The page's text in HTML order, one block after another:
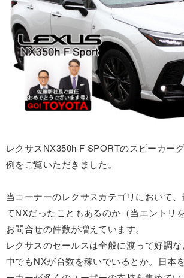
レクサスNX350h F SPORTのスピーカー
例をご覧いただきました。
当コーナーのレクサスカテゴリにおいて
てNXだったこともあるのか（当エントリ
お問合せの件数が増えています。
レクサスのセールスは全般に渡って好調
中でもNXが台数を稼いでいるとか。日本